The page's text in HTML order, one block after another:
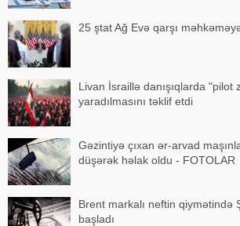
25 ştat Ağ Evə qarşı
Livan İsraillə danışıqlarda "pilot
yaradılmasını təklif etdi
Gəzintiyə çıxan ər-arvad
düşərək həlak oldu - FOTOLAR
Brent markalı neftin qiymətində
başladı